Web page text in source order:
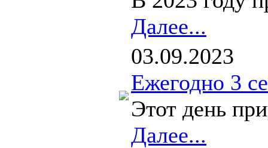
Далее...
03.09.2023
Ежегодно 3
Этот день
Далее...